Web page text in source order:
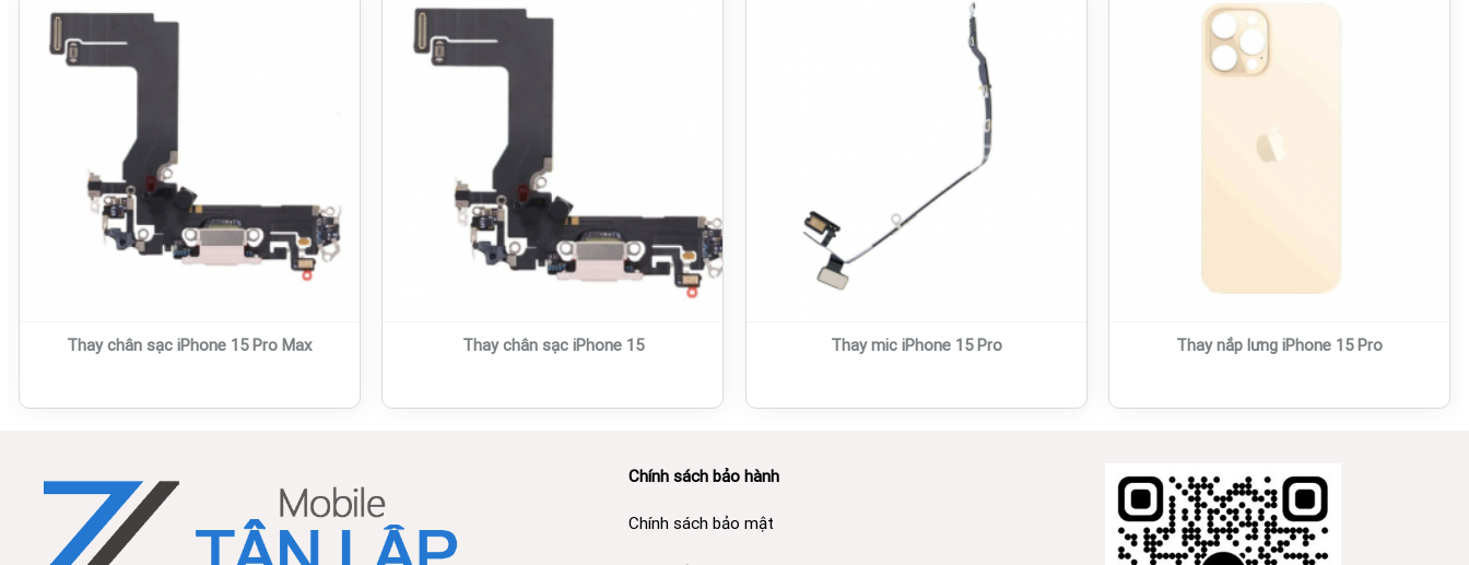
Thay chân sạc iPhone 15 Pro Max Thay chân sạc iPhone 15 Thay mic iPhone 15 Pro Thay nắp lưng iPhone 15 Pro
Chính sách bảo hành
Chính sách bảo mật